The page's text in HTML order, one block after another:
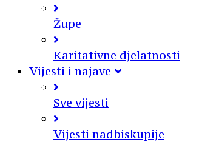
Župe
Karitativne djelatnosti
Vijesti i najave
Sve vijesti
Vijesti nadbiskupije